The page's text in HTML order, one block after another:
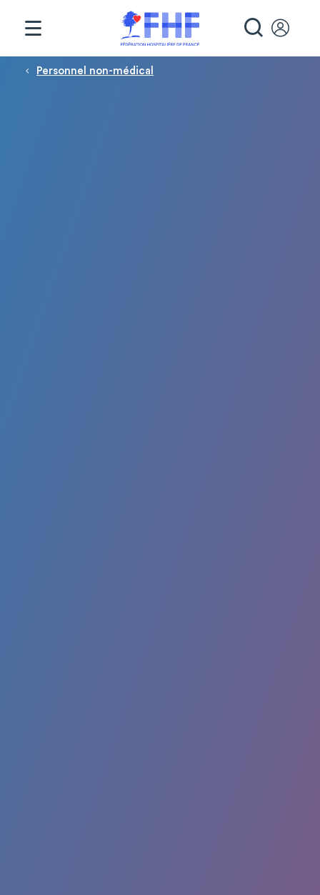
Fil d'Ariane
Personnel non-médical
Panneau de gestion des cookies